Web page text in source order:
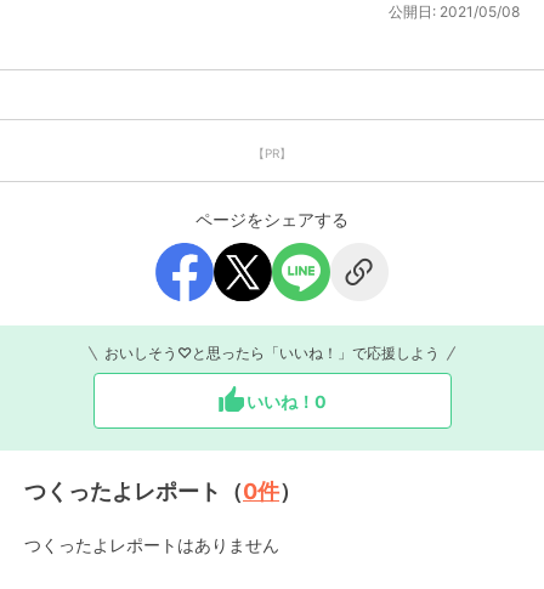
公開日: 2021/05/08
【PR】
ページをシェアする
おいしそう♡と思ったら「いいね！」で応援しよう
いいね！ 0
つくったよレポート（0件）
つくったよレポートはありません